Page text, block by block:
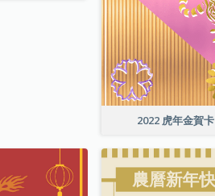
2022 虎年金賀卡